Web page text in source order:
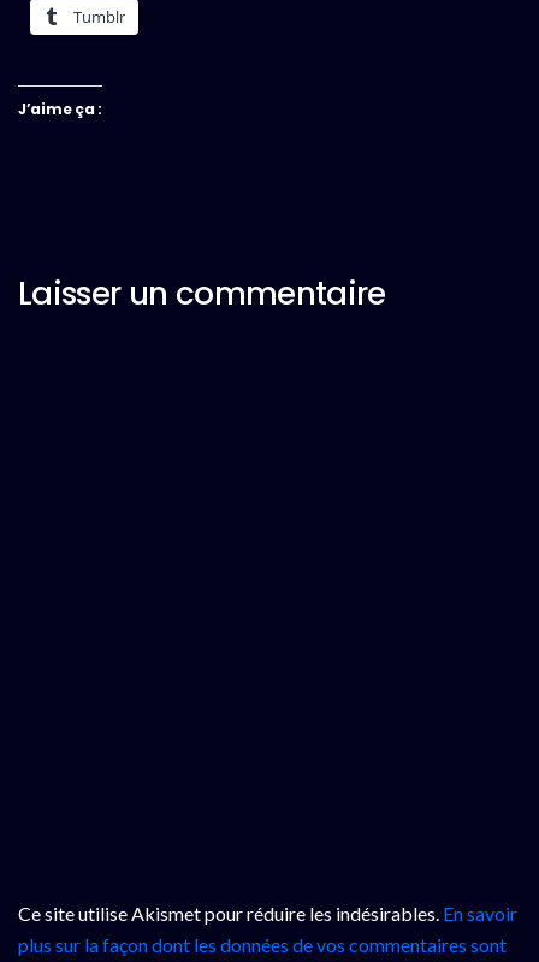
Tumblr
J’aime ça :
Laisser un commentaire
Ce site utilise Akismet pour réduire les indésirables. En savoir
plus sur la façon dont les données de vos commentaires sont